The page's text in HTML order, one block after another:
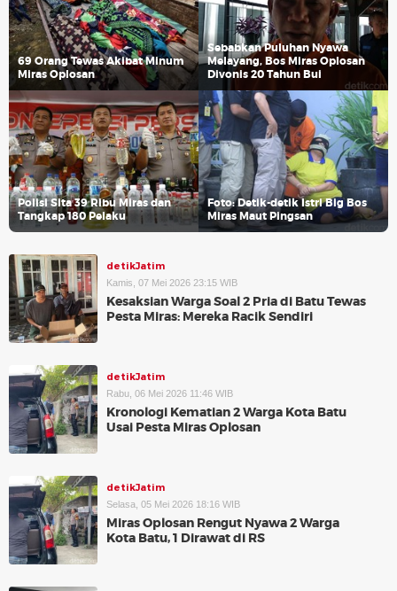
69 Orang Tewas Akibat Minum
Miras Oplosan
Sebabkan Puluhan Nyawa
Melayang, Bos Miras Oplosan
Divonis 20 Tahun Bui
Polisi Sita 39 Ribu Miras dan
Tangkap 180 Pelaku
Foto: Detik-detik Istri Big Bos
Miras Maut Pingsan
detikJatim
Kamis, 07 Mei 2026 23:15 WIB
Kesaksian Warga Soal 2 Pria di Batu Tewas
Pesta Miras: Mereka Racik Sendiri
detikJatim
Rabu, 06 Mei 2026 11:46 WIB
Kronologi Kematian 2 Warga Kota Batu
Usai Pesta Miras Oplosan
detikJatim
Selasa, 05 Mei 2026 18:16 WIB
Miras Oplosan Rengut Nyawa 2 Warga
Kota Batu, 1 Dirawat di RS